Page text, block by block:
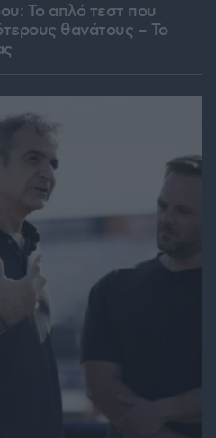
Το απλό τεστ που
θανάτους – Το